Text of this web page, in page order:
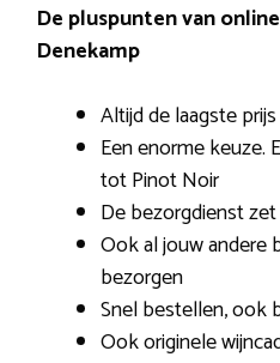
De pluspunten van
Denekamp
Altijd de laagste prijs
Een enorme keuze.
tot Pinot Noir
De bezorgdienst
Ook al jouw andere
bezorgen
Snel bestellen, ook
Ook originele